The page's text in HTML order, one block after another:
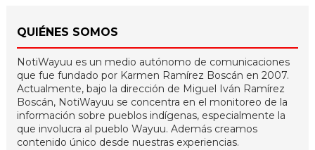
QUIÉNES SOMOS
NotiWayuu es un medio autónomo de comunicaciones
que fue fundado por Karmen Ramírez Boscán en 2007.
Actualmente, bajo la dirección de Miguel Iván Ramírez
Boscán, NotiWayuu se concentra en el monitoreo de la
información sobre pueblos indígenas, especialmente la
que involucra al pueblo Wayuu. Además creamos
contenido único desde nuestras experiencias.